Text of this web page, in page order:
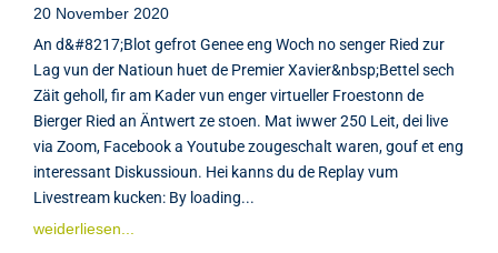
20 November 2020
An d&#8217;Blot gefrot Genee eng Woch no senger Ried zur
Lag vun der Natioun huet de Premier Xavier&nbsp;Bettel sech
Zäit geholl, fir am Kader vun enger virtueller Froestonn de
Bierger Ried an Äntwert ze stoen. Mat iwwer 250 Leit, dei live
via Zoom, Facebook a Youtube zougeschalt waren, gouf et eng
interessant Diskussioun. Hei kanns du de Replay vum
Livestream kucken: By loading...
weiderliesen...